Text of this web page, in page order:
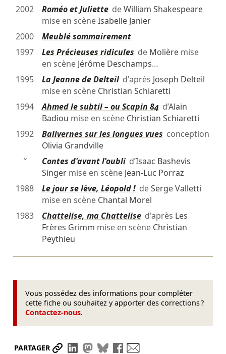
2002
Roméo et JuliettedeWilliam Shakespeare
mise en scèneIsabelle Janier
2000
Meublé sommairement
1997
Les Précieuses ridicules de Molièremise
en scène Jérôme Deschamps…
1995
La Jeanne de Delteild'après Joseph Delteil
mise en scène Christian Schiaretti
1994
Ahmed le subtil – ou Scapin 84 d’Alain
Badiou mise en scène Christian Schiaretti
1992
Balivernes sur les longues vues conception
Olivia Grandville
″
Contes d'avant l'oublid’Isaac Bashevis
Singermise en scène Jean-Luc Porraz
1988
Le jour se lève, Léopold !deSerge Valletti
mise en scène Chantal Morel
1983
Chattelise, ma Chattelised'après Les
Frères Grimm mise en scène Christian
Peythieu
Vous possédez des informations pour compléter
cette fiche ou souhaitez y apporter des corrections ?
Contactez-nous.
PARTAGER Partager le lien
Partager sur LinkedIn
Partager sur Mastodon
Partager sur Bluesky
Partager sur Facebook